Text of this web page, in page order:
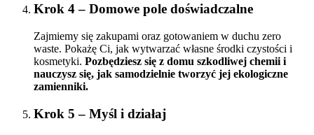
Krok 4 – Domowe pole doświadczalne
Zajmiemy się zakupami oraz gotowaniem w duchu zero
waste. Pokażę Ci, jak wytwarzać własne środki czystości i
kosmetyki. Pozbędziesz się z domu szkodliwej chemii i
nauczysz się, jak samodzielnie tworzyć jej ekologiczne
zamienniki.
Krok 5 – Myśl i działaj